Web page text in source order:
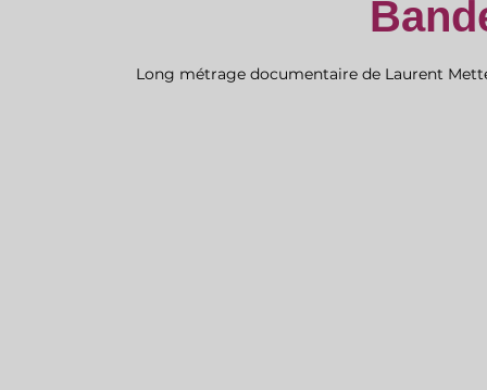
Long métrage documentaire de Laurent